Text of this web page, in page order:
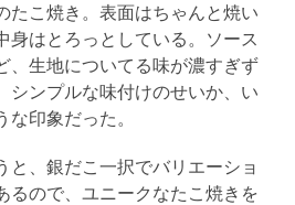
たこ焼き。表面はちゃんと焼い
身はとろっとしている。ソース
、生地についてる味が濃すぎず
シンプルな味付けのせいか、い
な印象だった。
と、銀だこ一択でバリエーショ
るので、ユニークなたこ焼きを